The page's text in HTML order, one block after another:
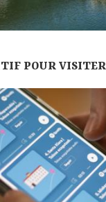
POUR